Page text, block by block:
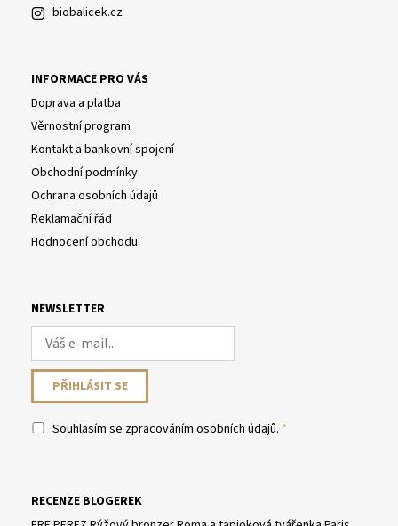
biobalicek.cz
INFORMACE PRO VÁS
Doprava a platba
Věrnostní program
Kontakt a bankovní spojení
Obchodní podmínky
Ochrana osobních údajů
Reklamační řád
Hodnocení obchodu
NEWSLETTER
Souhlasím se zpracováním osobních údajů.
RECENZE BLOGEREK